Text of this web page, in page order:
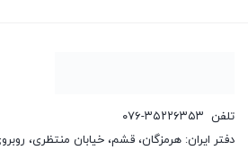
تلفن ۰۷۶-۳۵۲۲۶۳۵۳
دفتر ایران: هرمزگان، قشم، خیابان منتظری،